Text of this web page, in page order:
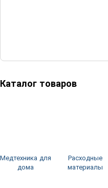
Каталог товаров
Медтехника для
дома
Расходные
материалы